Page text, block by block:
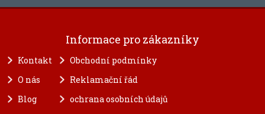
Informace pro zákazníky
Kontakt
O nás
Blog
Obchodní podmínky
Reklamační řád
ochrana osobních údajů